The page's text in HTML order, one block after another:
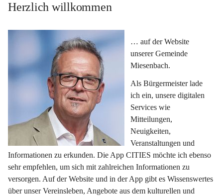
Herzlich willkommen
… auf der Website
unserer Gemeinde
Miesenbach.
Als Bürgermeister lade
ich ein, unsere digitalen
Services wie
Mitteilungen,
Neuigkeiten,
Veranstaltungen und
Informationen zu erkunden. Die App CITIES möchte ich ebenso
sehr empfehlen, um sich mit zahlreichen Informationen zu
versorgen. Auf der Website und in der App gibt es Wissenswertes
über unser Vereinsleben, Angebote aus dem kulturellen und